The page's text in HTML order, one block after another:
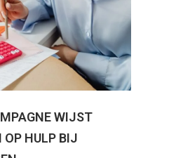
WIJST
OP HULP BIJ